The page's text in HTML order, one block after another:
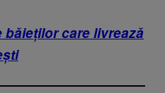
care livrează